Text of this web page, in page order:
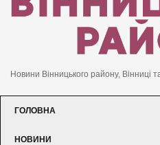
Новини Вінницького району, Вінниці
ГОЛОВНА
НОВИНИ